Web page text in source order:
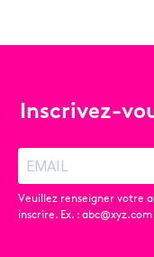
Inscrivez-
Veuillez renseigner votre
inscrire. Ex. : abc@xyz.com